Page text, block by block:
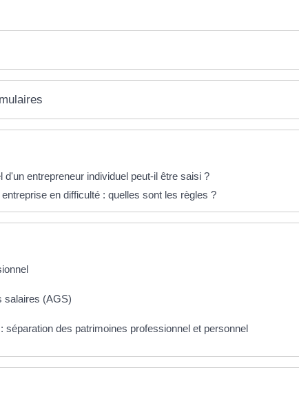
d'un entrepreneur individuel peut-il être saisi ?
en difficulté : quelles sont les règles ?
salaires (AGS)
séparation des patrimoines professionnel et personnel